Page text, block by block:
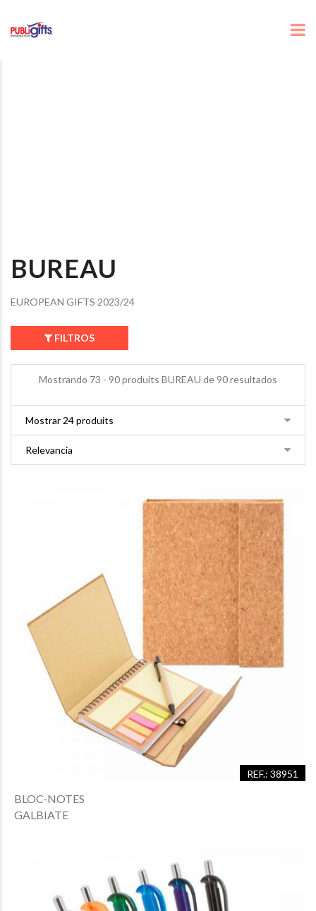
BUREAU
EUROPEAN GIFTS 2023/24
FILTROS
Mostrando 73 - 90 produits BUREAU de 90 resultados
REF.: 38951
BLOC-NOTES
GALBIATE